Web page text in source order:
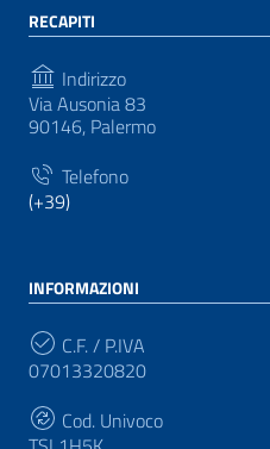
RECAPITI
Indirizzo
Via Ausonia 83
90146, Palermo
Telefono
(+39)
INFORMAZIONI
C.F. / P.IVA
07013320820
Cod. Univoco